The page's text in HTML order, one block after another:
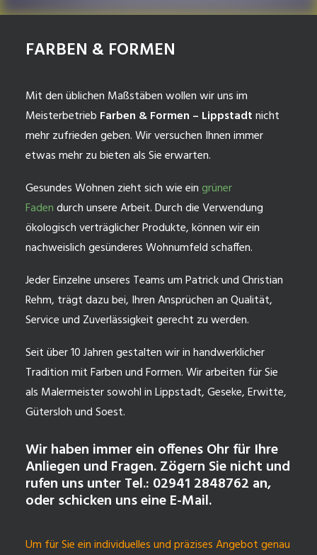
FARBEN & FORMEN
Mit den üblichen Maßstäben wollen wir uns im
Meisterbetrieb Farben & Formen – Lippstadtnicht
mehr zufrieden geben. Wir versuchen Ihnen immer
etwas mehr zu bieten als Sie erwarten.
Gesundes Wohnen zieht sich wie eingrüner
Fadendurch unsere Arbeit. Durch die Verwendung
ökologisch verträglicher Produkte, können wir ein
nachweislich gesünderes Wohnumfeld schaffen.
Jeder Einzelne unseres Teams um Patrick und Christian
Rehm, trägt dazu bei, Ihren Ansprüchen an Qualität,
Service und Zuverlässigkeit gerecht zu werden.
Seit über 10 Jahren gestalten wir in handwerklicher
Tradition mit Farben und Formen. Wir arbeiten für Sie
als Malermeister sowohl in Lippstadt, Geseke, Erwitte,
Gütersloh und Soest.
Wir haben immer ein offenes Ohr für Ihre
Anliegen und Fragen. Zögern Sie nicht und
rufen uns unter Tel.: 02941 2848762 an,
oder schicken uns eine E-Mail.
Um für Sie ein individuelles und präzises Angebot genau